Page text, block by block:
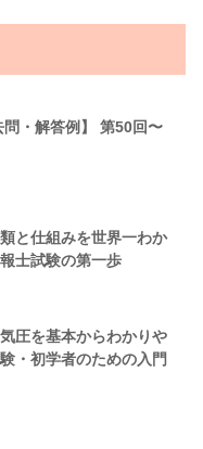
問・解答例】 第50回〜
と仕組みを世界一わか
士試験の第一歩
圧を基本からわかりや
・初学者のための入門